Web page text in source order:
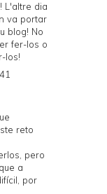
L'altre dia
va portar
blog! No
fer-los o
los!
reto
pero
a
por